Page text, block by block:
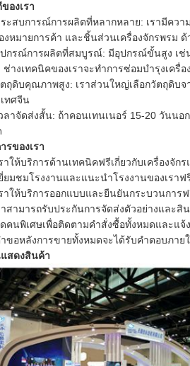
องเรา
ะสบการณ์การผลิตที่หลากหลาย: เรามีควา
งหมายการค้า และชิ้นส่วนเครื่องจักรพรม
กรณ์การผลิตที่สมบูรณ์: มีอุปกรณ์ขั้นสูง เช่น
ช่างเทคนิคของเราจะทำการซ่อมบำรุงเครื่
ถุดิบคุณภาพสูง: เราส่วนใหญ่เลือกวัตถุดิบ
ทศจีน
ลาจัดส่งสั้น: ถ้าคอนเทนเนอร์ 15-20 วันน
รของเรา
าให้บริการด้านเทคนิคฟรีเกี่ยวกับเครื่องจัก
ยมชมโรงงานและแนะนำโรงงานของเราฟ
าให้บริการออกแบบและยืนยันกระบวนการ
าสามารถรับประกันการจัดส่งตัวอย่างและสิ
คนพิเศษเพื่อติดตามคำสั่งซื้อทั้งหมดและแจ้
ขอหลังการขายทั้งหมดจะได้รับคำตอบภาย
สดงสินค้า